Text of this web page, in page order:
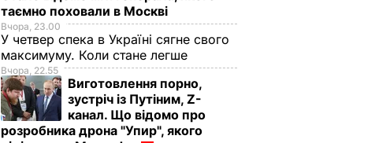
таємно поховали в Москві
Вчора, 23.00
У четвер спека в Україні сягне свого
максимуму. Коли стане легше
Вчора, 22.55
Виготовлення порно,
зустріч із Путіним, Z-
канал. Що відомо про
розробника дрона "Упир", якого